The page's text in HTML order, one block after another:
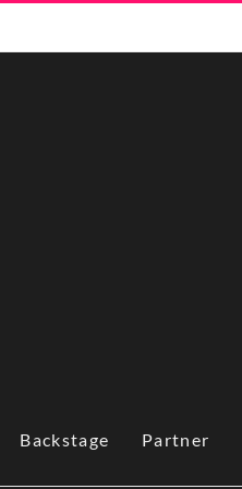
Backstage Partner